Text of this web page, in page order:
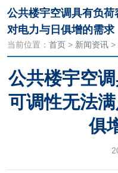
公共楼宇空调具有负
对电力与日俱增的需求
当前位置： 首页 > 新闻资讯 >
公共楼宇空调
可调性无法
俱